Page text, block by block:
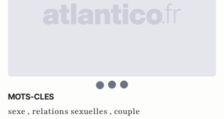
MOTS-CLES
sexe , relations sexuelles , couple